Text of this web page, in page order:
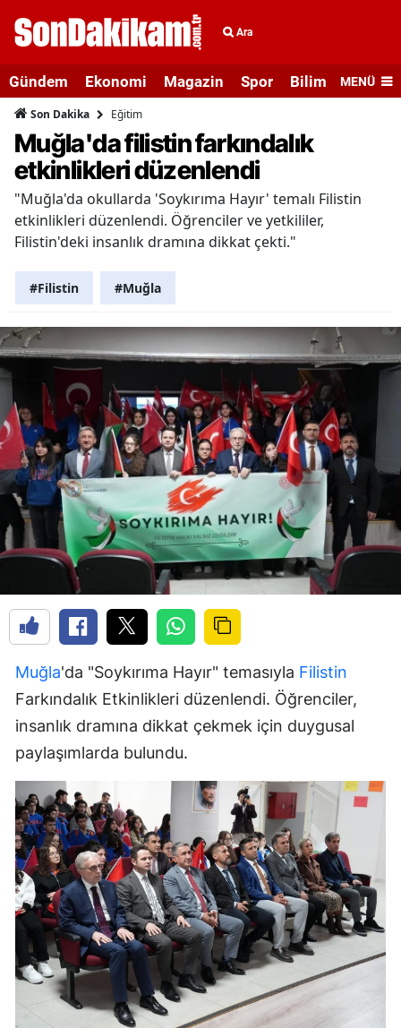
Ara
Gündem Ekonomi Magazin Spor Bilim veMENÜ
Son Dakika Eğitim
Muğla'da filistin farkındalık
etkinlikleri düzenlendi
"Muğla'da okullarda 'Soykırıma Hayır' temalı Filistin
etkinlikleri düzenlendi. Öğrenciler ve yetkililer,
Filistin'deki insanlık dramına dikkat çekti."
#Filistin #Muğla
Muğla'da "Soykırıma Hayır" temasıyla Filistin
Farkındalık Etkinlikleri düzenlendi. Öğrenciler,
insanlık dramına dikkat çekmek için duygusal
paylaşımlarda bulundu.